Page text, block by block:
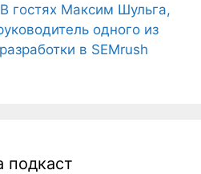
гостях Максим Шульга,
одного из
в SEMrush
подкаст